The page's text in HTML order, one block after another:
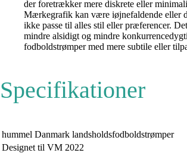
der foretrækker mere diskrete eller
Mærkegrafik kan være iøjnefaldende eller
ikke passe til alles stil eller præferencer.
mindre alsidigt og mindre
fodboldstrømper med mere subtile eller
Specifikationer
hummel Danmark landsholdsfodboldstrømper
Designet til VM 2022